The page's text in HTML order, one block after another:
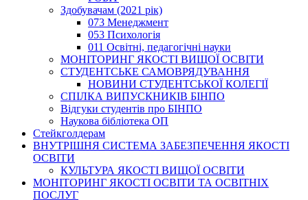
Здобувачам (2021 рік)
073 Менеджмент
053 Психологія
011 Освітні, педагогічні науки
МОНІТОРИНГ ЯКОСТІ ВИЩОЇ ОСВІТИ
СТУДЕНТСЬКЕ САМОВРЯДУВАННЯ
НОВИНИ СТУДЕНТСЬКОЇ КОЛЕГІЇ
СПІЛКА ВИПУСКНИКІВ БІНПО
Відгуки студентів про БІНПО
Наукова бібліотека ОП
Стейкголдерам
ВНУТРІШНЯ СИСТЕМА ЗАБЕЗПЕЧЕННЯ ЯКОСТІ
ОСВІТИ
КУЛЬТУРА ЯКОСТІ ВИЩОЇ ОСВІТИ
МОНІТОРИНГ ЯКОСТІ ОСВІТИ ТА ОСВІТНІХ
ПОСЛУГ